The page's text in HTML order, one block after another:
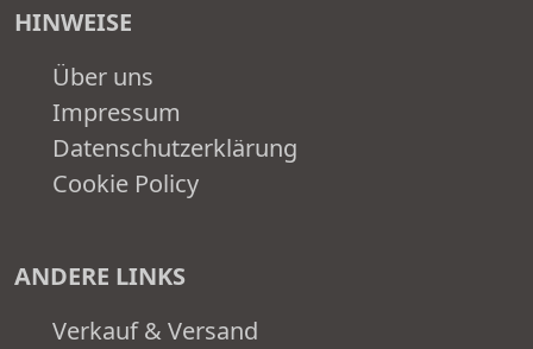
HINWEISE
Über uns
Impressum
Datenschutzerklärung
Cookie Policy
ANDERE LINKS
Verkauf & Versand